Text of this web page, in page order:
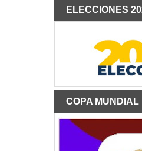
ELECCIONES
COPA MUNDIAL